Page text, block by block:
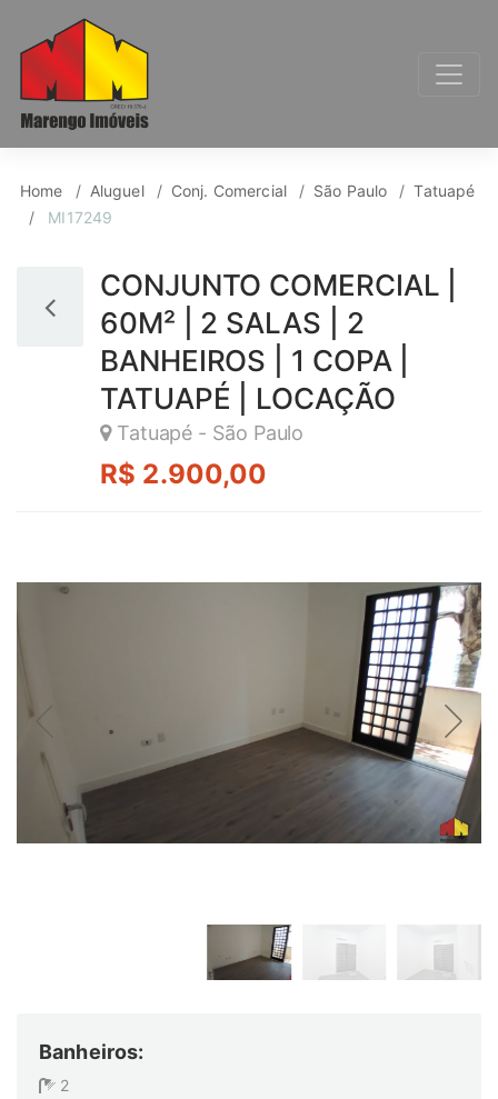
Conj. Comercial
Home Aluguel Conj. Comercial São Paulo
Tatuapé
MI17249
CONJUNTO COMERCIAL |
60M² | 2 SALAS | 2
BANHEIROS | 1 COPA |
TATUAPÉ | LOCAÇÃO
Tatuapé - São Paulo
R$ 2.900,00
Banheiros:
2